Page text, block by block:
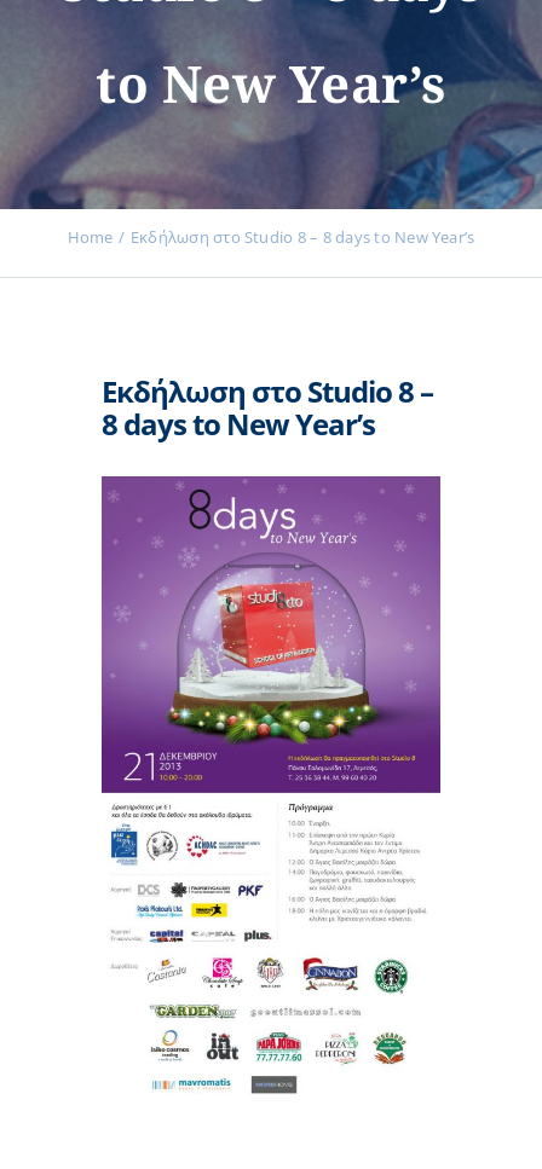
Εκδηλώσεις
Νέα
Επικοινωνία
Εισφορές
to New Year’s
Home Εκδήλωση στο Studio 8 – 8 days to New Year’s
Εκδήλωση στο Studio 8 –
8 days to New Year’s